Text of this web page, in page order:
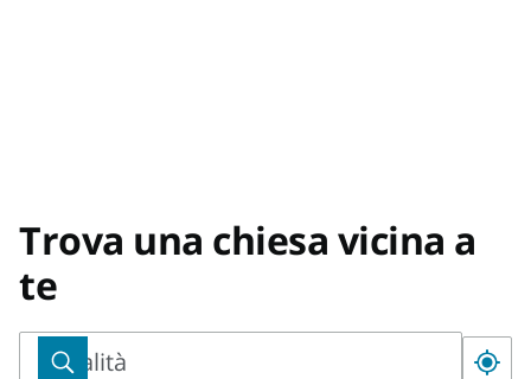
Trova una chiesa vicina a
te
Località